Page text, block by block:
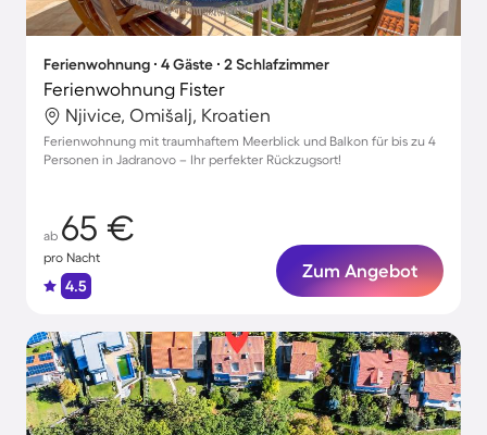
Ferienwohnung ∙ 4 Gäste ∙ 2 Schlafzimmer
Ferienwohnung Fister
Njivice, Omišalj, Kroatien
Ferienwohnung mit traumhaftem Meerblick und Balkon für bis zu 4
Personen in Jadranovo – Ihr perfekter Rückzugsort!
ab 65 €
pro Nacht
4.5
Zum Angebot